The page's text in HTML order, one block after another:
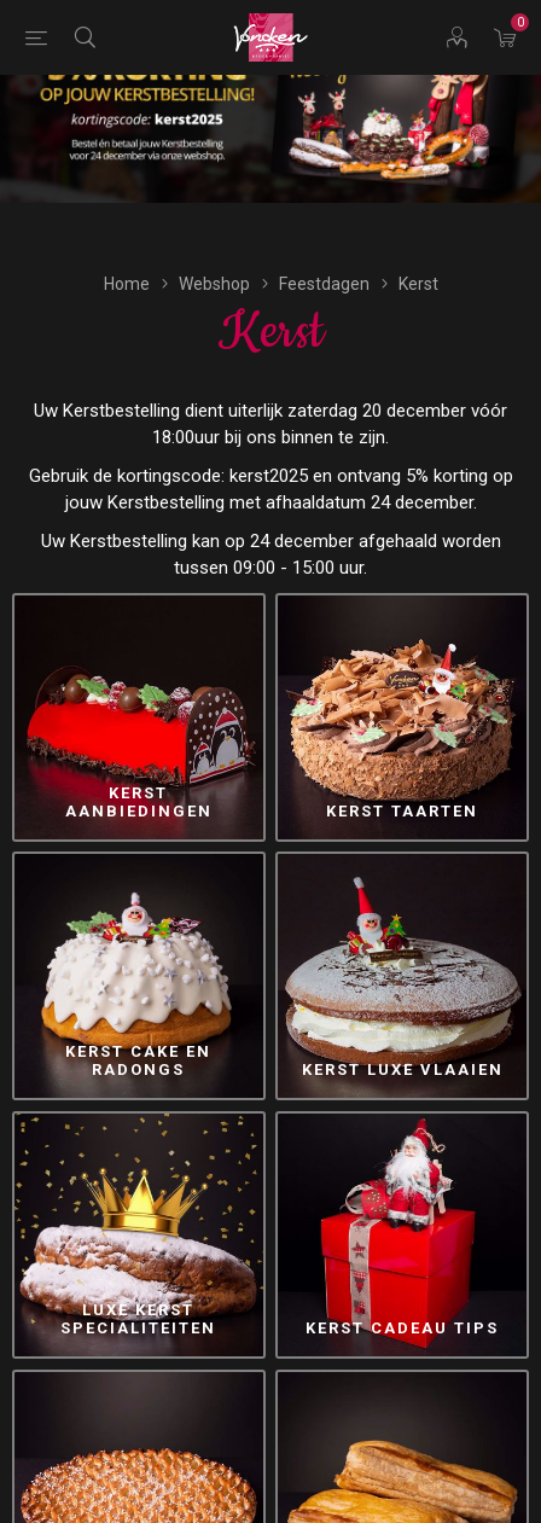
0
Bestellingen voor morgen kunnen vandaag uiterlijk tot
17:00 uur worden geplaatst.
Home Webshop Feestdagen Kerst
Kerst
Uw Kerstbestelling dient uiterlijk zaterdag 20 december vóór
18:00uur bij ons binnen te zijn.
Gebruik de kortingscode: kerst2025 en ontvang 5% korting op
jouw Kerstbestelling met afhaaldatum 24 december.
Uw Kerstbestelling kan op 24 december afgehaald worden
tussen 09:00 - 15:00 uur.
KERST
AANBIEDINGEN
KERST TAARTEN
KERST CAKE EN
RADONGS
KERST LUXE VLAAIEN
LUXE KERST
SPECIALITEITEN
KERST CADEAU TIPS